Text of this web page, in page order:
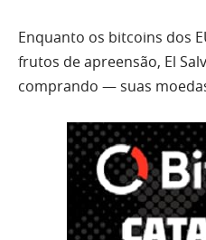
Enquanto os bitcoins dos
frutos de apreensão, El
comprando — suas